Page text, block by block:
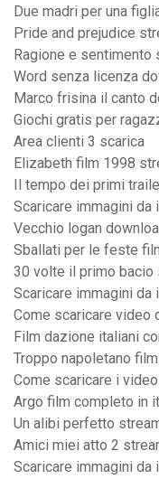
Due madri per una
Pride and prejudice
Ragione e sentimento
Word senza licenza
Marco frisina il canto
Giochi gratis per
Area clienti 3 scarica
Elizabeth film 1998
Il tempo dei primi
Scaricare immagini da
Vecchio logan
Sballati per le feste
30 volte il primo bacio
Scaricare immagini da
Come scaricare video
Film dazione italiani
Troppo napoletano
Come scaricare i
Argo film completo in
Un alibi perfetto
Amici miei atto 2
Scaricare immagini da